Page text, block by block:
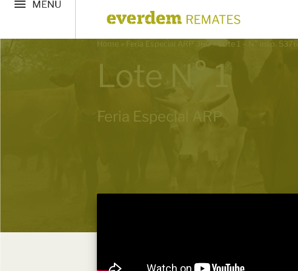
Home » Feria Especial ARP 360»Lote 1 – N° insp. 5376
Lote N° 1
Feria Especial ARP